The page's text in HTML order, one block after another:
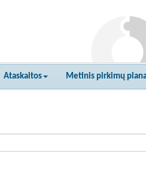
Ataskaitos Metinis pirkimų